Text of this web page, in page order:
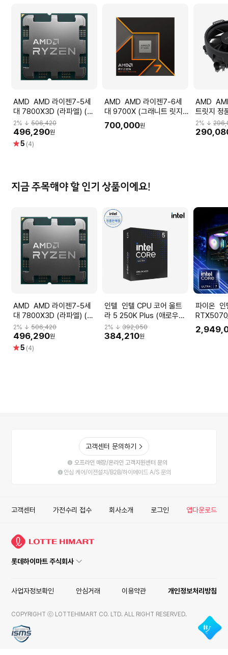
AMD AMD 라이젠7-5세
대 7800X3D (라파엘) (멀
티팩 정품)
2% ↓ 506,420
496,290원
별5 (4)
AMD AMD 라이젠7-6세
대 9700X (그래니트 릿지)
(정품)
700,000원
AMD AMD 라이젠 그래니
트릿지 정
CPU 쿨러
2% ↓
지금 주목해야 할 인기 상품이에요!
AMD AMD 라이젠7-5세
대 7800X3D (라파엘) (멀
티팩 정품)
2% ↓ 506,420
496,290원
별5 (4)
인텔 인텔 CPU 코어 울트
라 5 250K Plus (애로우레
이크 리프레시)(정품)
2% ↓392,050
384,210원
파이온 인텔 울트라7 265K
SSD 1T
스크탑 영
고객센터 문의하기
오프라인 매장/온라인 고객지원센터 문의
안심 케어/이전설치/B2B/하이메이드 A/S 문의
고객센터 가전수리 접수 회사소개 로그인 앱다운로드
롯데하이마트 주식회사
사업자정보확인 안심거래 이용약관 개인정보처리방침
COPYRIGHT ⓒ LOTTEHIMART CO. LTD. ALL RIGHT RESERVED.
ISMS